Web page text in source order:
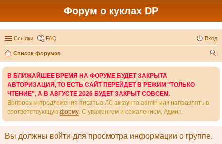
Форум о куклах DP
Ссылки FAQ Вход
Список форумов
В БЛИЖАЙШЕЕ ВРЕМЯ НА ФОРУМЕ БУДЕТ ЗАКРЫТА
АВТОРИЗАЦИЯ, ТО ЕСТЬ САЙТ ПЕРЕЙДЕТ В РЕЖИМ "ТОЛЬКО
ЧТЕНИЕ", А В АВГУСТЕ 2026 БУДЕТ ЗАКРЫТ СОВСЕМ.
Вопросы и предложения писать в ЛС аккаунта admin или направлять в
соответствующую форму. С уважением и сожалением, Админ.
Вы должны войти для просмотра информации о группе.